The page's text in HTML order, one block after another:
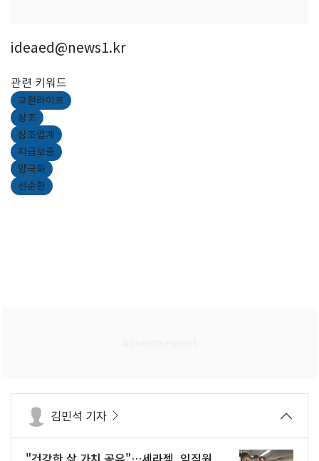
ideaed@news1.kr
관련 키워드
교원라이프
상조
상조업계
지급보증
양극화
선순환
김민석 기자